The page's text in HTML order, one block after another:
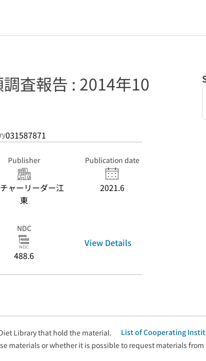
査報告 : 2014年10
031587871
Publisher
ャーリーダー江
東
Publication date
2021.6
NDC
488.6
View Details
Library that hold the material.
List of Cooperating
materials or whether it is possible to request materials